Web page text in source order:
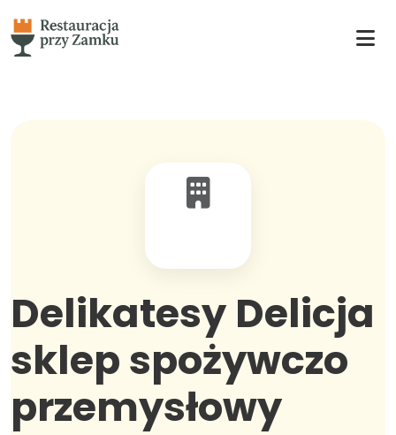
Delikatesy Delicja
sklep spożywczo
przemysłowy